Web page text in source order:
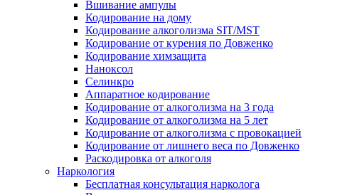
Вшивание ампулы
Кодирование на дому
Кодирование алкоголизма SIT/MST
Кодирование от курения по Довженко
Кодирование химзащита
Наноксол
Селинкро
Аппаратное кодирование
Кодирование от алкоголизма на 3 года
Кодирование от алкоголизма на 5 лет
Кодирование от алкоголизма с провокацией
Кодирование от лишнего веса по Довженко
Раскодировка от алкоголя
Наркология
Бесплатная консультация нарколога